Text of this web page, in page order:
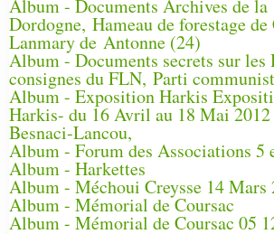
Album - Documents Archives de la
Dordogne, Hameau de forestage de
Lanmary de Antonne (24)
Album - Documents secrets sur les
consignes du FLN, Parti
Album - Exposition Harkis
Harkis- du 16 Avril au 18 Mai 2012
Besnaci-Lancou,
Album - Forum des Associations 5
Album - Harkettes
Album - Méchoui Creysse 14 Mars
Album - Mémorial de Coursac
Album - Mémorial de Coursac 05